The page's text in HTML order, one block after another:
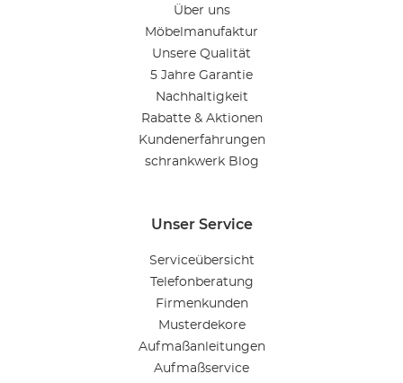
Über uns
Möbelmanufaktur
Unsere Qualität
5 Jahre Garantie
Nachhaltigkeit
Rabatte & Aktionen
Kundenerfahrungen
schrankwerk Blog
Unser Service
Serviceübersicht
Telefonberatung
Firmenkunden
Musterdekore
Aufmaßanleitungen
Aufmaßservice